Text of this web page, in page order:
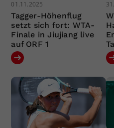
01.11.2025
Tagger-Höhenflug
setzt sich fort: WTA-
Finale in Jiujiang live
auf ORF 1